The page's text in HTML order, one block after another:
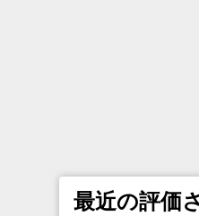
最近の評価